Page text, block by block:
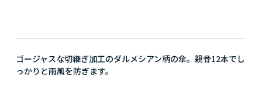
ゴージャスな切継ぎ加工のダルメシアン柄の傘。親骨12本でし
っかりと雨風を防ぎます。